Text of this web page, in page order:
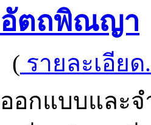
อัตถพิณญา
( รายละเอียด
ออกแบบและจ